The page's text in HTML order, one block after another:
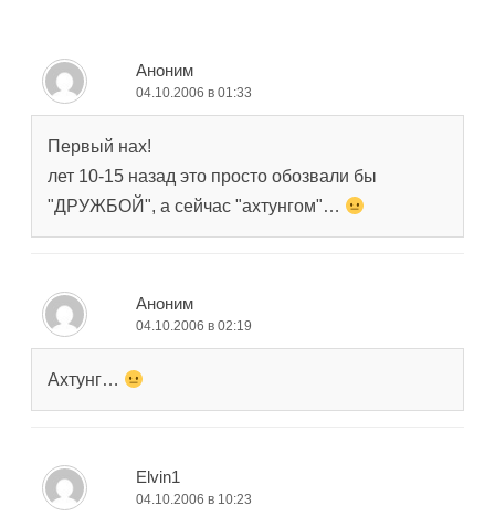
Аноним
04.10.2006 в 01:33
Первый нах!
лет 10-15 назад это просто обозвали бы
"ДРУЖБОЙ", а сейчас "ахтунгом"…
Аноним
04.10.2006 в 02:19
Ахтунг…
Elvin1
04.10.2006 в 10:23